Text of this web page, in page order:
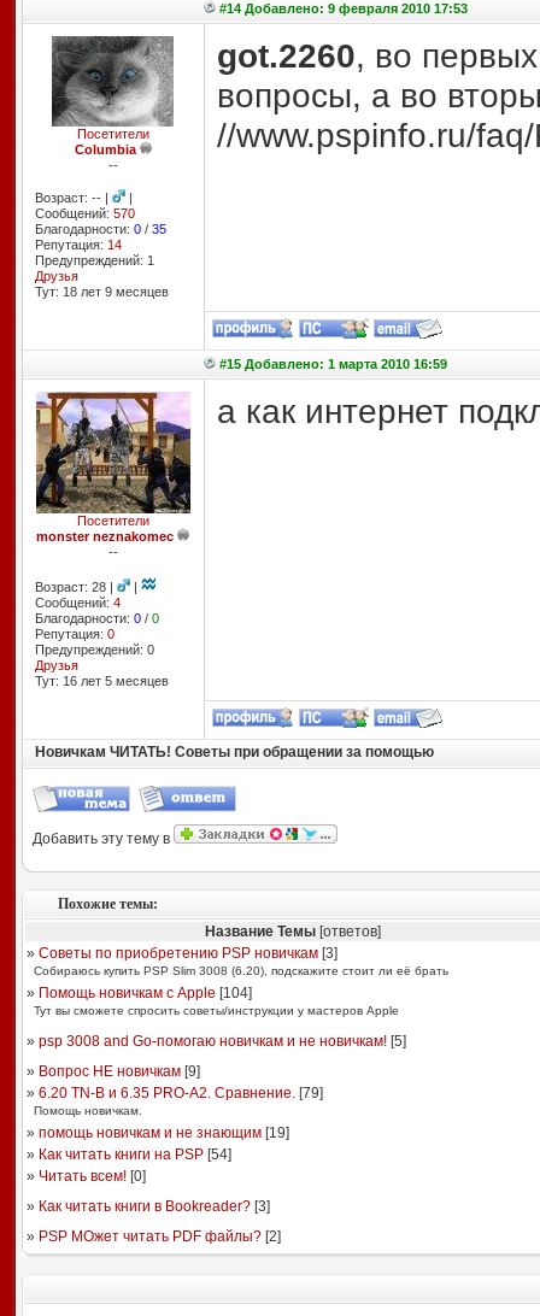
#14 Добавлено: 9 февраля 2010 17:53
Посетители
Columbia
--
Возраст: -- |
|
Сообщений: 570
Благодарности: 0/ 35
Репутация: 14
Предупреждений: 1
Друзья
Тут: 18 лет 9 месяцев
got.2260, во
вопросы, а во
//www.pspinfo.ru/
#15 Добавлено: 1 марта 2010 16:59
Посетители
monster neznakomec
--
Возраст: 28 |
|
Сообщений: 4
Благодарности: 0/ 0
Репутация: 0
Предупреждений: 0
Друзья
Тут: 16 лет 5 месяцев
а как интернет
Новичкам ЧИТАТЬ! Советы при обращении за помощью
Добавить эту тему в
Похожие темы:
Название Темы [ответов]
» Советы по приобретению PSP новичкам[3]
Собираюсь купить PSP Slim 3008 (6.20), подскажите стоит ли её брать
» Помощь новичкам с Apple [104]
Тут вы сможете спросить советы/инструкции у мастеров Apple
» psp 3008 and Go-помогаю новичкам и не новичкам![5]
» Вопрос НЕ новичкам[9]
» 6.20 TN-B и 6.35 PRO-A2. Сравнение.[79]
Помощь новичкам.
» помощь новичкам и не знающим[19]
» Как читать книги на PSP[54]
» Читать всем![0]
» Как читать книги в Bookreader?[3]
» PSP МОжет читать PDF файлы?[2]